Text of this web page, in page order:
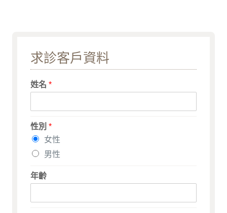
求診客戶資料
姓名*
性別*
女性
男性
年齡